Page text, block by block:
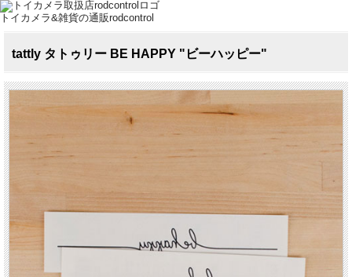
トイカメラ&雑貨の通販rodcontrol
tattly タトゥリー BE HAPPY "ビーハッピー"